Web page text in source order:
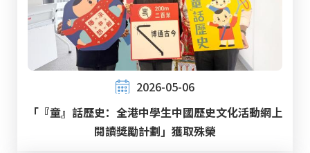
2026-05-06
「『童』話歷史：全港中學生中國歷史文化活動網上
閱讀獎勵計劃」獲取殊榮